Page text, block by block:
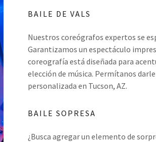
BAILE DE VALS
Nuestros coreógrafos expertos se
Garantizamos un espectáculo
coreografía está diseñada para
elección de música. Permítanos
personalizada en Tucson, AZ.
BAILE SOPRESA
¿Busca agregar un elemento de